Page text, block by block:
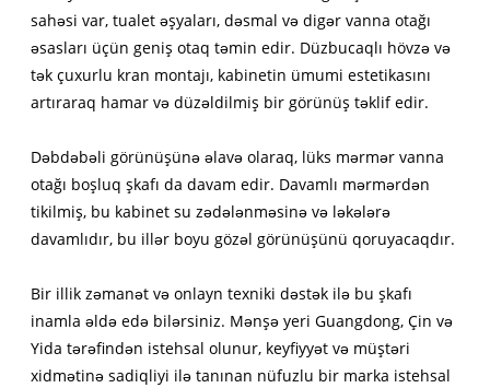
sahəsi var, tualet əşyaları, dəsmal və digər vanna otağı
əsasları üçün geniş otaq təmin edir. Düzbucaqlı hövzə və
tək çuxurlu kran montajı, kabinetin ümumi estetikasını
artıraraq hamar və düzəldilmiş bir görünüş təklif edir.
Dəbdəbəli görünüşünə əlavə olaraq, lüks mərmər vanna
otağı boşluq şkafı da davam edir. Davamlı mərmərdən
tikilmiş, bu kabinet su zədələnməsinə və ləkələrə
davamlıdır, bu illər boyu gözəl görünüşünü qoruyacaqdır.
Bir illik zəmanət və onlayn texniki dəstək ilə bu şkafı
inamla əldə edə bilərsiniz. Mənşə yeri Guangdong, Çin və
Yida tərəfindən istehsal olunur, keyfiyyət və müştəri
xidmətinə sadiqliyi ilə tanınan nüfuzlu bir marka istehsal